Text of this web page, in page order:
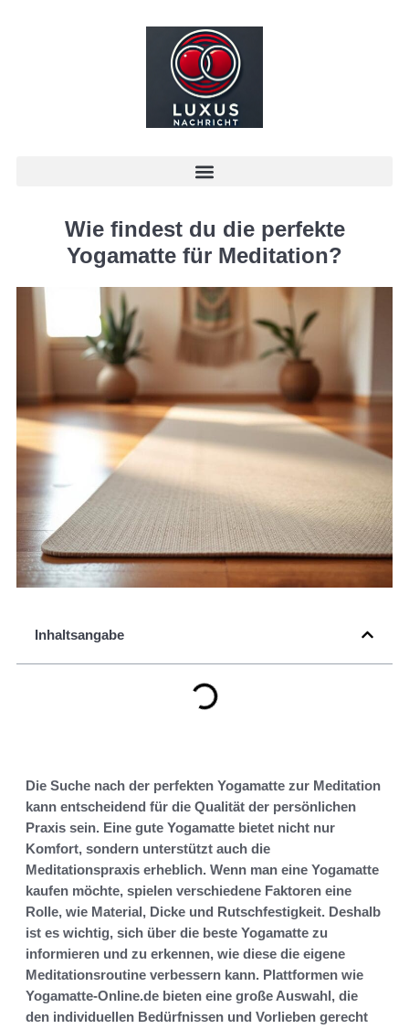
Wie findest du die perfekte
Yogamatte für Meditation?
Inhaltsangabe
Die Suche nach der perfekten Yogamatte zur Meditation
kann entscheidend für die Qualität der persönlichen
Praxis sein. Eine gute Yogamatte bietet nicht nur
Komfort, sondern unterstützt auch die
Meditationspraxis erheblich. Wenn man eine Yogamatte
kaufen möchte, spielen verschiedene Faktoren eine
Rolle, wie Material, Dicke und Rutschfestigkeit. Deshalb
ist es wichtig, sich über die beste Yogamatte zu
informieren und zu erkennen, wie diese die eigene
Meditationsroutine verbessern kann. Plattformen wie
Yogamatte-Online.de bieten eine große Auswahl, die
den individuellen Bedürfnissen und Vorlieben gerecht